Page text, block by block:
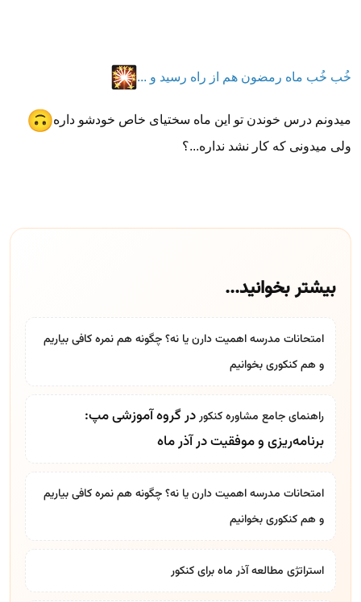
خُب خُب ماه رمضون هم از راه رسید و ...
میدونم درس خوندن تو این ماه سختیای خاص خودشو داره
ولی میدونی که کار نشد نداره...؟
بیشتر بخوانید...
امتحانات مدرسه اهمیت دارن یا نه؟ چگونه هم نمره کافی بیاریم
و هم کنکوری بخوانیم
راهنمای جامع مشاوره کنکوردر گروه آموزشی مپ:
برنامه‌ریزی و موفقیت در آذر ماه
امتحانات مدرسه اهمیت دارن یا نه؟ چگونه هم نمره کافی بیاریم
و هم کنکوری بخوانیم
استراتژی مطالعه آذر ماه برای کنکور